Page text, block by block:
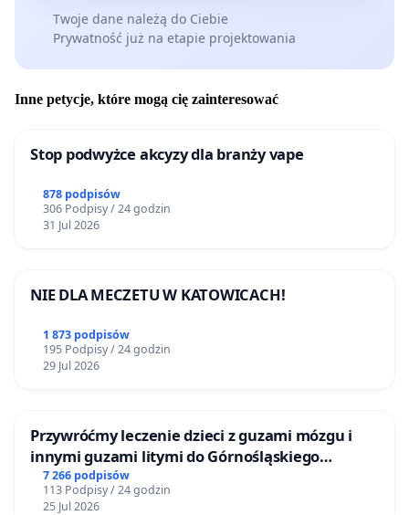
Twoje dane należą do Ciebie
Prywatność już na etapie projektowania
Inne petycje, które mogą cię zainteresować
Stop podwyżce akcyzy dla branży vape
878 podpisów
306 Podpisy / 24 godzin
31 Jul 2026
NIE DLA MECZETU W KATOWICACH!
1 873 podpisów
195 Podpisy / 24 godzin
29 Jul 2026
Przywróćmy leczenie dzieci z guzami mózgu i
innymi guzami litymi do Górnośląskiego
Centrum Zdrowia Dziecka w Katowicach
7 266 podpisów
113 Podpisy / 24 godzin
25 Jul 2026